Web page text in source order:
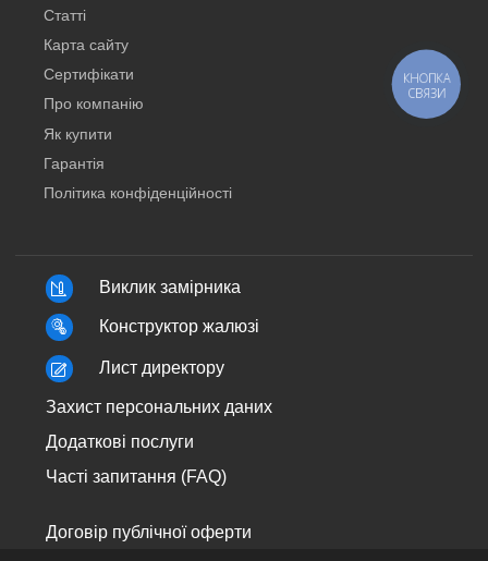
Статті
Карта сайту
Сертифікати
Про компанію
Як купити
Гарантія
Політика конфіденційності
Виклик замірника
Конструктор жалюзі
Лист директору
Захист персональних даних
Додаткові послуги
Часті запитання (FAQ)
Договір публічної оферти
КНОПКА
СВЯЗИ